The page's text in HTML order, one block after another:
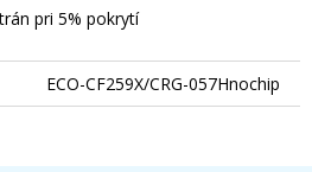
pri 5% pokrytí
ECO-CF259X/CRG-057Hnochip